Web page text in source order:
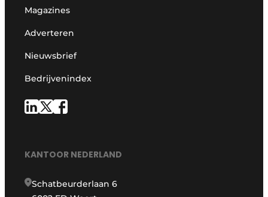
Magazines
Adverteren
Nieuwsbrief
Bedrijvenindex
KANTOOR NEDERLAND
Schatbeurderlaan 6